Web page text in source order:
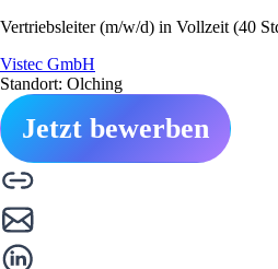
Vertriebsleiter (m/w/d) in Vollzeit (40
Vistec GmbH
Standort: Olching
Jetzt bewerben